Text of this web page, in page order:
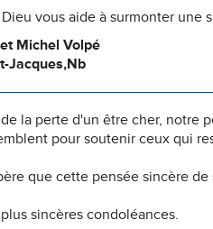
vous aide à surmonter une
Michel Volpé
Jacques,Nb
de la perte d'un être cher, notre
pour soutenir ceux qui
que cette pensée sincère
sincères condoléances.